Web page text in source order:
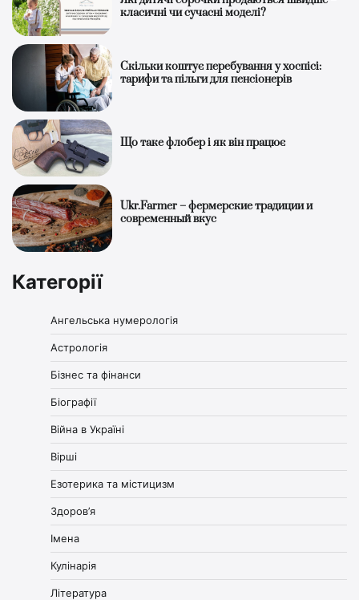
класичні чи сучасні моделі?
Скільки коштує перебування у хоспісі:
тарифи та пільги для пенсіонерів
Що таке флобер і як він працює
Ukr.Farmer – фермерские традиции и
современный вкус
Категорії
Ангельська нумерологія
Астрологія
Бізнес та фінанси
Біографії
Війна в Україні
Вірші
Езотерика та містицизм
Здоров’я
Імена
Кулінарія
Література